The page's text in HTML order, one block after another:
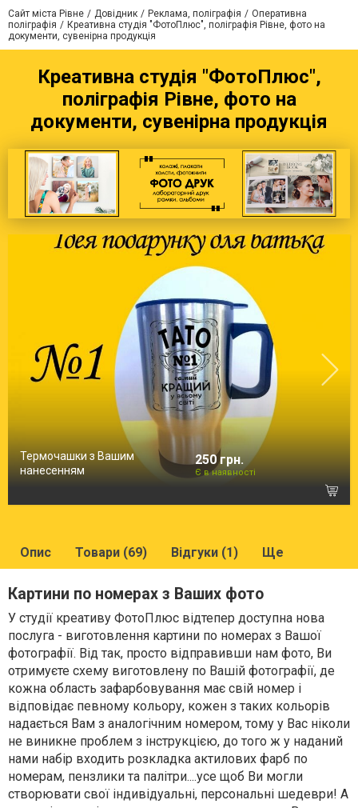
Сайт міста Рівне Довідник Реклама, поліграфія
Оперативна
поліграфія
Креативна студія "ФотоПлюс", поліграфія Рівне, фото на
документи, сувенірна продукція
Креативна студія "ФотоПлюс",
поліграфія Рівне, фото на
документи, сувенірна продукція
Термочашки з Вашим
нанесенням
250 грн.
Є в наявності
Опис Товари (69) Відгуки (1) Ще
Картини по номерах з Ваших фото
У студії креативу ФотоПлюс відтепер доступна нова
послуга - виготовлення картини по номерах з Вашої
фотографії. Від так, просто відправивши нам фото, Ви
отримуєте схему виготовлену по Вашій фотографії, де
кожна область зафарбовування має свій номер і
відповідає певному кольору, кожен з таких кольорів
надається Вам з аналогічним номером, тому у Вас ніколи
не виникне проблем з інструкцією, до того ж у наданий
нами набір входить розкладка актилових фарб по
номерам, пензлики та палітри....усе щоб Ви могли
створювати свої індивідуальні, персональні шедеври! А